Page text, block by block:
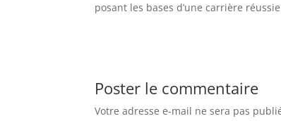
posant les bases d’une carrière
Poster le commentaire
Votre adresse e-mail ne sera pas